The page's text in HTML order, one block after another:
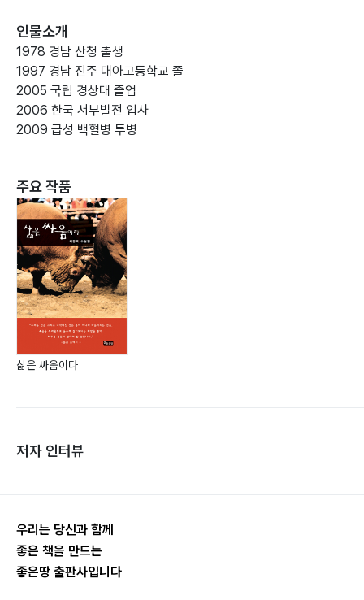
인물소개
1978 경남 산청 출생
1997 경남 진주 대아고등학교 졸
2005 국립 경상대 졸업
2006 한국 서부발전 입사
2009 급성 백혈병 투병
주요 작품
삶은 싸움이다
저자 인터뷰
우리는 당신과 함께
좋은 책을 만드는
좋은땅 출판사입니다